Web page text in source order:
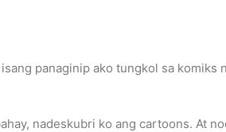
panaginip ako tungkol sa
nadeskubri ko ang cartoons. At